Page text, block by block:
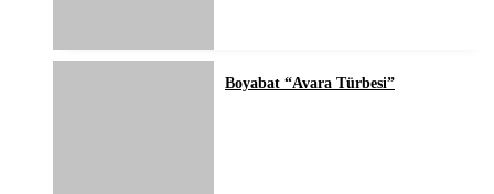
Boyabat “Avara Türbesi”